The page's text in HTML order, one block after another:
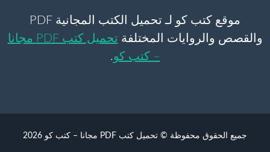
موقع كتب كو لـ تحميل الكتب المجانية PDF
والقصص والروايات المختلفة
تحميل كتب PDF مجانا
– كتب كو.
جميع الحقوق محفوظة © تحميل كتب PDF مجانا – كتب كو 2026